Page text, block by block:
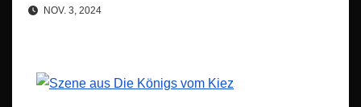
NOV. 3, 2024